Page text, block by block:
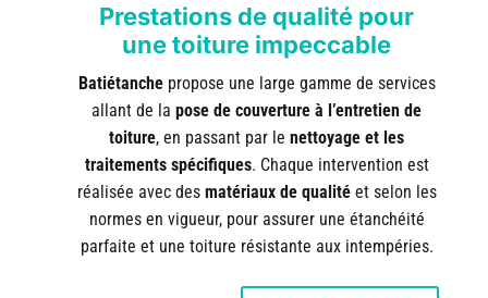
Prestations de qualité pour
une toiture impeccable
Batiétanche propose une large gamme de services
allant de la pose de couverture à l’entretien de
toiture, en passant par le nettoyage et les
traitements spécifiques. Chaque intervention est
réalisée avec des matériaux de qualité et selon les
normes en vigueur, pour assurer une étanchéité
parfaite et une toiture résistante aux intempéries.